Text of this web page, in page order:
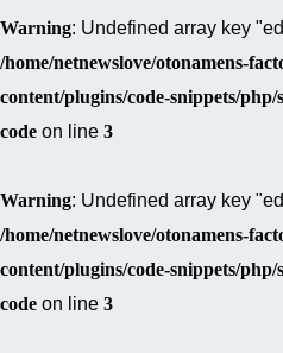
Warning: Undefined array key
/home/netnewslove/otonamens-
content/plugins/code-snippets/
code on line 3
Warning: Undefined array key
/home/netnewslove/otonamens-
content/plugins/code-snippets/
code on line 3